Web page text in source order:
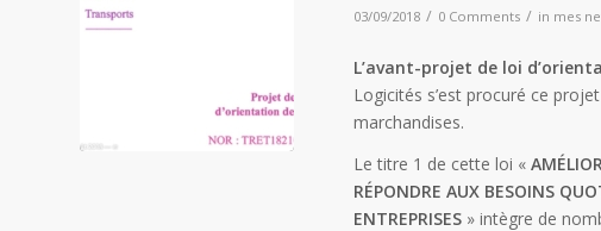
03/09/2018 / 0 Comments / in mes
L’avant-projet de loi
Logicités s’est procuré ce
marchandises.
Le titre 1 de cette loi «
RÉPONDRE AUX BESOINS
ENTREPRISES » intègre de